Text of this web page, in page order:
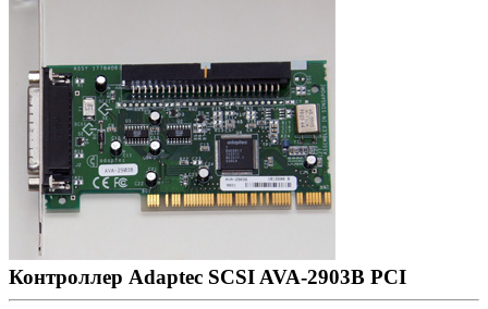
Контроллер Adaptec SCSI AVA-2903B PCI